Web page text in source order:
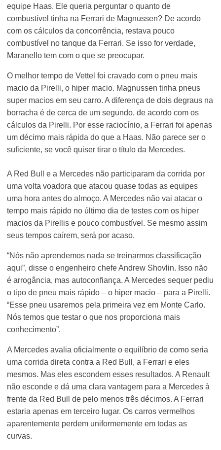
equipe Haas. Ele queria perguntar o quanto de
combustível tinha na Ferrari de Magnussen? De acordo
com os cálculos da concorrência, restava pouco
combustível no tanque da Ferrari. Se isso for verdade,
Maranello tem com o que se preocupar.
O melhor tempo de Vettel foi cravado com o pneu mais
macio da Pirelli, o hiper macio. Magnussen tinha pneus
super macios em seu carro. A diferença de dois degraus na
borracha é de cerca de um segundo, de acordo com os
cálculos da Pirelli. Por esse raciocínio, a Ferrari foi apenas
um décimo mais rápida do que a Haas. Não parece ser o
suficiente, se você quiser tirar o título da Mercedes.
A Red Bull e a Mercedes não participaram da corrida por
uma volta voadora que atacou quase todas as equipes
uma hora antes do almoço. A Mercedes não vai atacar o
tempo mais rápido no último dia de testes com os hiper
macios da Pirellis e pouco combustível. Se mesmo assim
seus tempos caírem, será por acaso.
“Nós não aprendemos nada se treinarmos classificação
aqui”, disse o engenheiro chefe Andrew Shovlin. Isso não
é arrogância, mas autoconfiança. A Mercedes sequer pediu
o tipo de pneu mais rápido – o hiper macio – para a Pirelli.
“Esse pneu usaremos pela primeira vez em Monte Carlo.
Nós temos que testar o que nos proporciona mais
conhecimento”.
A Mercedes avalia oficialmente o equilíbrio de como seria
uma corrida direta contra a Red Bull, a Ferrari e eles
mesmos. Mas eles escondem esses resultados. A Renault
não esconde e dá uma clara vantagem para a Mercedes à
frente da Red Bull de pelo menos três décimos. A Ferrari
estaria apenas em terceiro lugar. Os carros vermelhos
aparentemente perdem uniformemente em todas as
curvas.